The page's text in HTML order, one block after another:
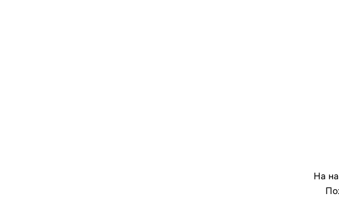
На